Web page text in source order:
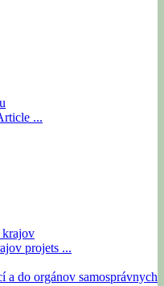
...
projets ...